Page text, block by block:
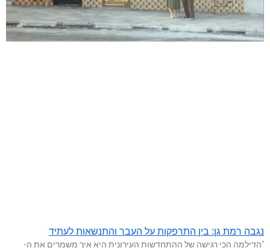
נגבה רמת גן: בין התרפקות על העבר והתנשאות לעתיד
"הדילמה הכי רגישה של ההתחדשות העירונית היא איך משמרים את ה-